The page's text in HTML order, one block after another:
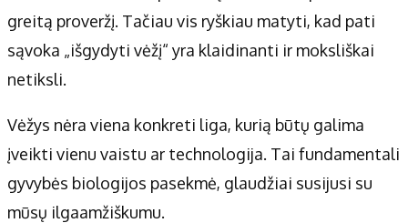
Autoriai
Kontaktai
Privatumo politika
Redakcijos politika
Receptai
greitą proveržį. Tačiau vis ryškiau matyti, kad pati
sąvoka „išgydyti vėžį“ yra klaidinanti ir moksliškai
netiksli.
Vėžys nėra viena konkreti liga, kurią būtų galima
įveikti vienu vaistu ar technologija. Tai fundamentali
gyvybės biologijos pasekmė, glaudžiai susijusi su
mūsų ilgaamžiškumu.